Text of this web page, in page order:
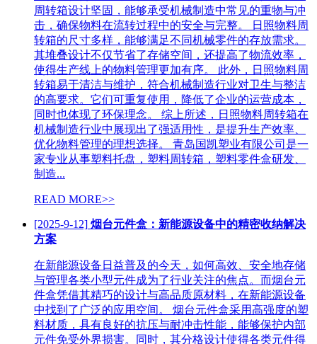
周转箱设计坚固，能够承受机械制造中常见的重物与冲
击，确保物料在流转过程中的安全与完整。 日照物料周
转箱的尺寸多样，能够满足不同机械零件的存放需求。
其堆叠设计不仅节省了存储空间，还提高了物流效率，
使得生产线上的物料管理更加有序。 此外，日照物料周
转箱易于清洁与维护，符合机械制造行业对卫生与整洁
的高要求。它们可重复使用，降低了企业的运营成本，
同时也体现了环保理念。 综上所述，日照物料周转箱在
机械制造行业中展现出了强适用性，是提升生产效率、
优化物料管理的理想选择。 青岛国凯塑业有限公司是一
家专业从事塑料托盘，塑料周转箱，塑料零件盒研发、
制造...
READ MORE>>
[2025-9-12] 烟台元件盒：新能源设备中的精密收纳解决
方案
在新能源设备日益普及的今天，如何高效、安全地存储
与管理各类小型元件成为了行业关注的焦点。而烟台元
件盒凭借其精巧的设计与高品质原材料，在新能源设备
中找到了广泛的应用空间。 烟台元件盒采用高强度的塑
料材质，具有良好的抗压与耐冲击性能，能够保护内部
元件免受外界损害。同时，其分格设计使得各类元件得